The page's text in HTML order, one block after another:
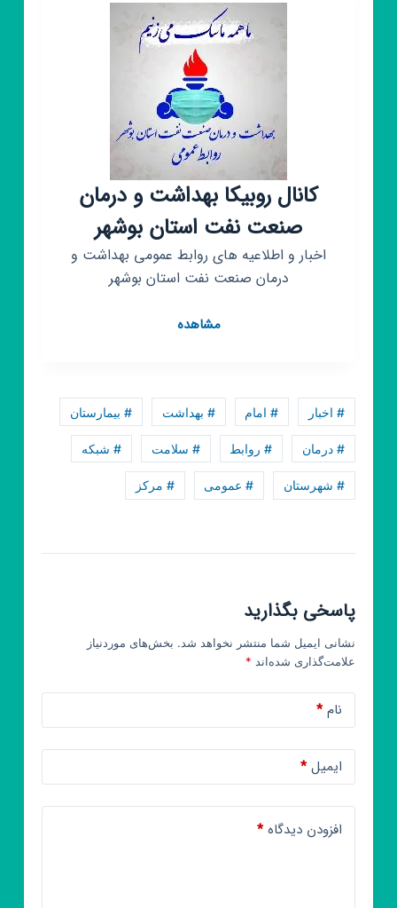
کشور
کانال روبیکا بهداشت و درمان
صنعت نفت استان بوشهر
اخبار و اطلاعیه های روابط عمومی بهداشت و
درمان صنعت نفت استان بوشهر
مشاهدهکانال
صنعت
نفت
استان
بوشهر
# اخبار # امام # بهداشت # بیمارستان
# درمان # روابط # سلامت # شبکه
# شهرستان # عمومی # مرکز
پاسخی بگذارید
نشانی ایمیل شما منتشر نخواهد شد. بخش‌های موردنیاز
علامت‌گذاری شده‌اند *
نام*
ایمیل*
افزودن دیدگاه*